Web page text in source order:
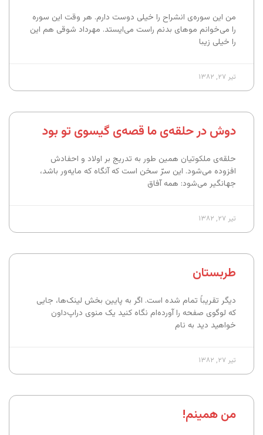
من این سوره‌ی انشراح را خیلی دوست دارم. هر وقت این سوره
را می‌خوانم موهای بدنم راست می‌ایستد. مهرداد شوقی هم این
را خیلی زیبا
تیر ۲۷, ۱۳۸۲
دوش در حلقه‌ی ما قصه‌ی گیسوی تو بود
حلقه‌ی ملکوتیان همین طور به تدریج بر اولاد و احفادش
افزوده می‌شود. این سرّ سخن است که آنگاه که مایه‌ور باشد،
جهانگیر می‌شود: همه آفاق
تیر ۲۷, ۱۳۸۲
طربستان
دیگر تقریباً تمام شده است. اگر به پایین بخش لینک‌ها، جایی
که لوگوی صفحه را آورده‌ام نگاه کنید یک منوی دراپ‌داون
خواهید دید به نام
تیر ۲۷, ۱۳۸۲
من همینم!